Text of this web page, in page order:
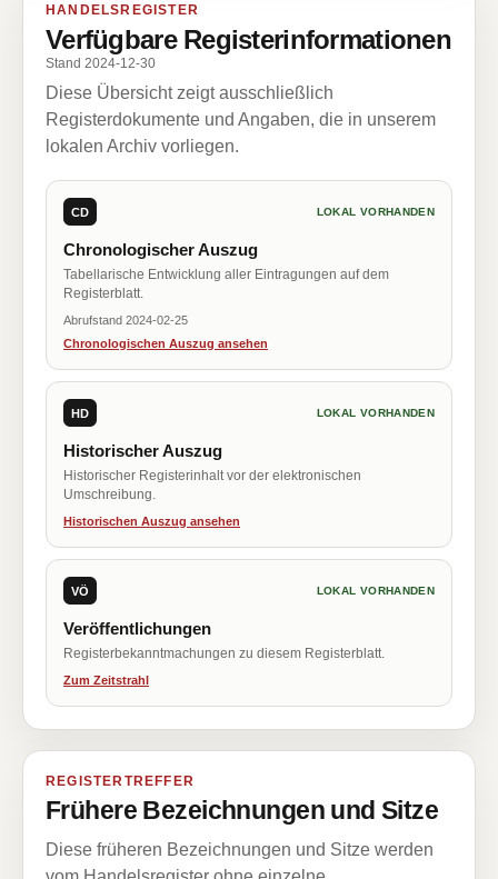
HANDELSREGISTER
Verfügbare Registerinformationen
Stand 2024-12-30
Diese Übersicht zeigt ausschließlich
Registerdokumente und Angaben, die in unserem
lokalen Archiv vorliegen.
CD LOKAL VORHANDEN
Chronologischer Auszug
Tabellarische Entwicklung aller Eintragungen auf dem
Registerblatt.
Abrufstand 2024-02-25
Chronologischen Auszug ansehen
HD LOKAL VORHANDEN
Historischer Auszug
Historischer Registerinhalt vor der elektronischen
Umschreibung.
Historischen Auszug ansehen
VÖ LOKAL VORHANDEN
Veröffentlichungen
Registerbekanntmachungen zu diesem Registerblatt.
Zum Zeitstrahl
REGISTERTREFFER
Frühere Bezeichnungen und Sitze
Diese früheren Bezeichnungen und Sitze werden